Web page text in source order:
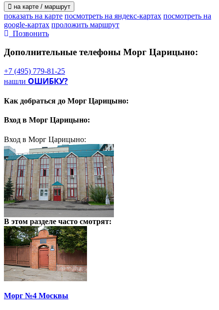
на карте / маршрут
показать на карте посмотреть на яндекс-картах посмотреть на
google-картах проложить маршрут
Позвонить
Дополнительные телефоны Морг Царицыно:
+7 (495) 779-81-25
нашли ОШИБКУ?
Как добраться до Морг Царицыно:
Вход в Морг Царицыно:
Вход в Морг Царицыно:
В этом разделе часто смотрят:
Морг №4 Москвы